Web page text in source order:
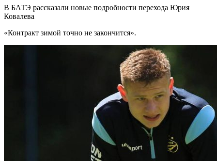
В БАТЭ рассказали новые подробности перехода Юрия
Ковалева
«Контракт зимой точно не закончится».